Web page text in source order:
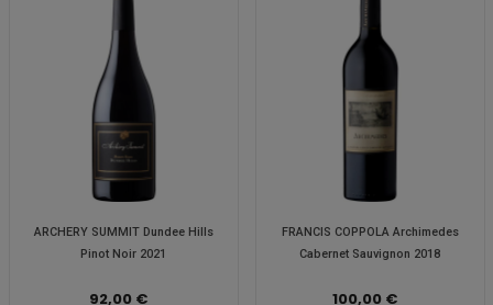
ARCHERY SUMMIT Dundee Hills
Pinot Noir 2021
92,00 €
FRANCIS COPPOLA Archimedes
Cabernet Sauvignon 2018
100,00 €